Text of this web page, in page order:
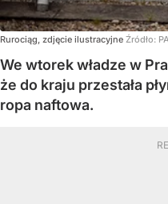
Rurociąg, zdjęcie ilustracyjne Źródło:
We wtorek władze w
że do kraju przestała
ropa naftowa.